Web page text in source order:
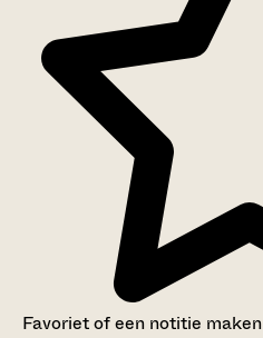
Favoriet of een notitie maken